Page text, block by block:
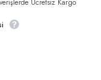
Ücretsiz Kargo